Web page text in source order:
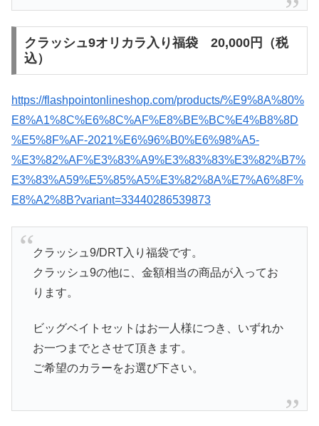
クラッシュ9オリカラ入り福袋 20,000円（税
込）
https://flashpointonlineshop.com/products/%E9%8A%80%
E8%A1%8C%E6%8C%AF%E8%BE%BC%E4%B8%8D
%E5%8F%AF-2021%E6%96%B0%E6%98%A5-
%E3%82%AF%E3%83%A9%E3%83%83%E3%82%B7%
E3%83%A59%E5%85%A5%E3%82%8A%E7%A6%8F%
E8%A2%8B?variant=33440286539873
クラッシュ9/DRT入り福袋です。
クラッシュ9の他に、金額相当の商品が入ってお
ります。
ビッグベイトセットはお一人様につき、いずれか
お一つまでとさせて頂きます。
ご希望のカラーをお選び下さい。